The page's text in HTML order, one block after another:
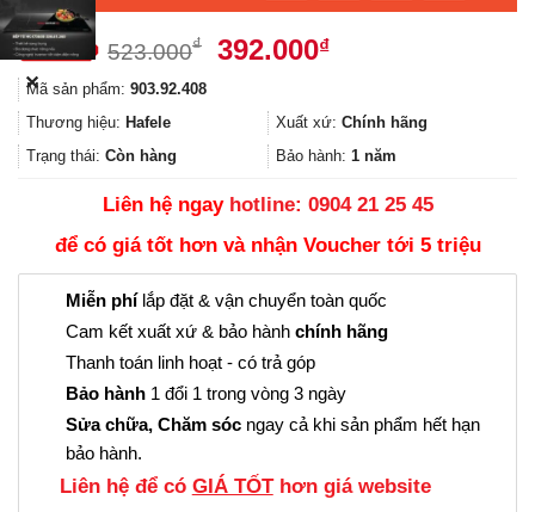
523.000₫
Giá
523.000₫.
392.000₫Giá
là:
392.000₫.
Mã sản phẩm: 903.92.408
Thương hiệu: Hafele Xuất xứ: Chính hãng
Trạng thái: Còn hàng Bảo hành: 1 năm
Liên hệ ngay hotline: 0904 21 25 45
để có giá tốt hơn và nhận Voucher tới 5 triệu
Miễn phílắp đặt & vận chuyển toàn quốc
Cam kết xuất xứ & bảo hành chính hãng
Thanh toán linh hoạt - có trả góp
Bảo hành 1 đổi 1 trong vòng 3 ngày
Sửa chữa, Chăm sóc ngay cả khi sản phẩm hết hạn
bảo hành.
Liên hệ để có GIÁ TỐThơn giá website
✕